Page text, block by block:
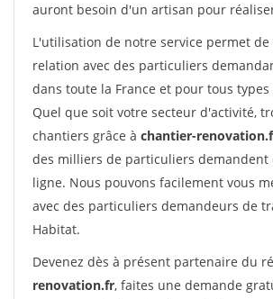
auront besoin d'un artisan pour
L'utilisation de notre service permet
relation avec des particuliers
dans toute la France et pour tous types
Quel que soit votre secteur d'activité,
chantiers grâce à chantier-
des milliers de particuliers demandent
ligne. Nous pouvons facilement vous
avec des particuliers demandeurs de
Habitat.
Devenez dès à présent partenaire du
renovation.fr, faites une demande